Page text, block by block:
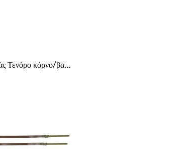
Ιμάντες μεταφοράς Τενόρο κόρνο/βαρύτονο